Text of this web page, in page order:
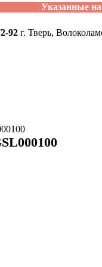
Указанные на
92 г. Тверь,